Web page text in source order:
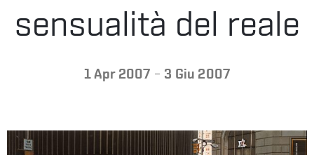
VISITA
sensualità del reale
1 Apr 2007 - 3 Giu 2007